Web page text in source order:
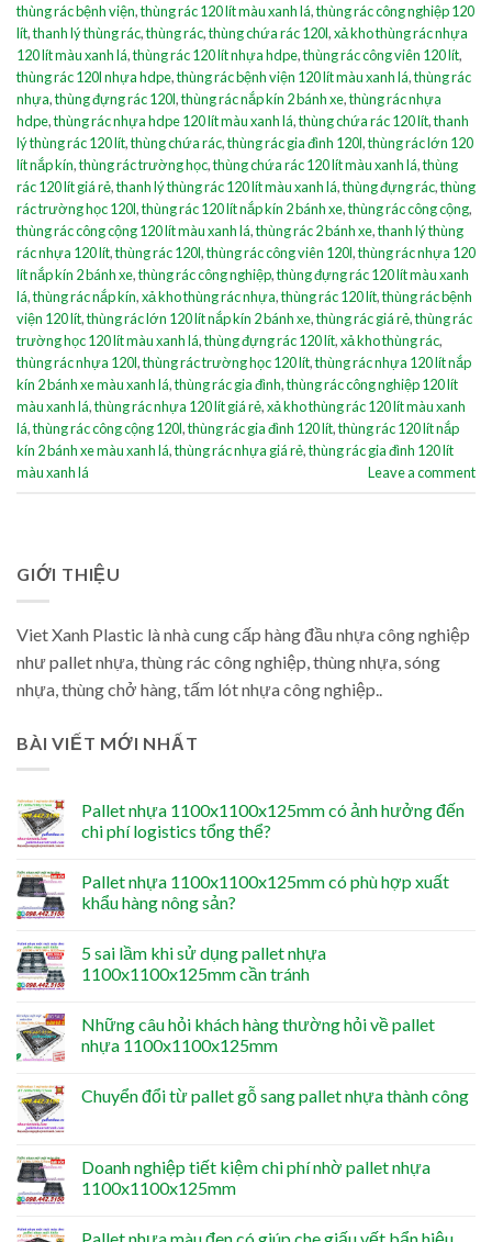
thùng rác bệnh viện,thùng rác 120 lít màu xanh lá,thùng rác công nghiệp 120
lít,thanh lý thùng rác,thùng rác,thùng chứa rác 120l,xả kho thùng rác nhựa
120 lít màu xanh lá,thùng rác 120 lít nhựa hdpe,thùng rác công viên 120 lít,
thùng rác 120l nhựa hdpe,thùng rác bệnh viện 120 lít màu xanh lá,thùng rác
nhựa,thùng đựng rác 120l,thùng rác nắp kín 2 bánh xe,thùng rác nhựa
hdpe,thùng rác nhựa hdpe 120 lít màu xanh lá,thùng chứa rác 120 lít,thanh
lý thùng rác 120 lít,thùng chứa rác,thùng rác gia đình 120l,thùng rác lớn 120
lít nắp kín,thùng rác trường học,thùng chứa rác 120 lít màu xanh lá,thùng
rác 120 lít giá rẻ,thanh lý thùng rác 120 lít màu xanh lá,thùng đựng rác,thùng
rác trường học 120l,thùng rác 120 lít nắp kín 2 bánh xe,thùng rác công cộng,
thùng rác công cộng 120 lít màu xanh lá,thùng rác 2 bánh xe,thanh lý thùng
rác nhựa 120 lít,thùng rác 120l,thùng rác công viên 120l,thùng rác nhựa 120
lít nắp kín 2 bánh xe,thùng rác công nghiệp,thùng đựng rác 120 lít màu xanh
lá,thùng rác nắp kín,xả kho thùng rác nhựa,thùng rác 120 lít,thùng rác bệnh
viện 120 lít,thùng rác lớn 120 lít nắp kín 2 bánh xe,thùng rác giá rẻ,thùng rác
trường học 120 lít màu xanh lá,thùng đựng rác 120 lít,xả kho thùng rác,
thùng rác nhựa 120l,thùng rác trường học 120 lít,thùng rác nhựa 120 lít nắp
kín 2 bánh xe màu xanh lá,thùng rác gia đình,thùng rác công nghiệp 120 lít
màu xanh lá,thùng rác nhựa 120 lít giá rẻ,xả kho thùng rác 120 lít màu xanh
lá,thùng rác công cộng 120l,thùng rác gia đình 120 lít,thùng rác 120 lít nắp
kín 2 bánh xe màu xanh lá,thùng rác nhựa giá rẻ,thùng rác gia đình 120 lít
màu xanh lá
Leave a comment
GIỚI THIỆU
Viet Xanh Plastic là nhà cung cấp hàng đầu nhựa công nghiệp
như pallet nhựa, thùng rác công nghiệp, thùng nhựa, sóng
nhựa, thùng chở hàng, tấm lót nhựa công nghiệp..
BÀI VIẾT MỚI NHẤT
Pallet nhựa 1100x1100x125mm có ảnh hưởng đến
chi phí logistics tổng thể?
Pallet nhựa 1100x1100x125mm có phù hợp xuất
khẩu hàng nông sản?
5 sai lầm khi sử dụng pallet nhựa
1100x1100x125mm cần tránh
Những câu hỏi khách hàng thường hỏi về pallet
nhựa 1100x1100x125mm
Chuyển đổi từ pallet gỗ sang pallet nhựa thành công
Doanh nghiệp tiết kiệm chi phí nhờ pallet nhựa
1100x1100x125mm